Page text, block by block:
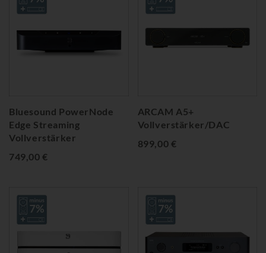
Bluesound PowerNode
Edge Streaming
Vollverstärker
749,00 €
ARCAM A5+
Vollverstärker/DAC
899,00 €